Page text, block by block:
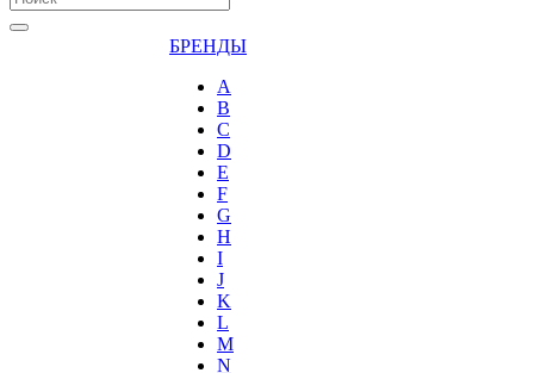
БРЕНДЫ
A
B
C
D
E
F
G
H
I
J
K
L
M
N